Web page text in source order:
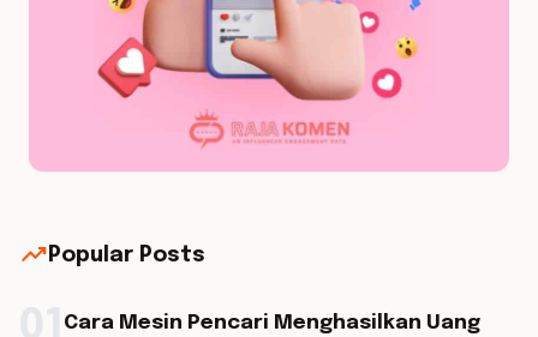
trending_up Popular Posts
Cara Mesin Pencari Menghasilkan Uang